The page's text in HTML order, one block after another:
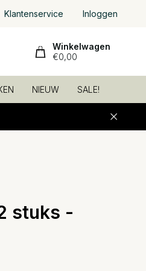
Klantenservice Inloggen
Winkelwagen
€0,00
NIEUW SALE!
stuks -